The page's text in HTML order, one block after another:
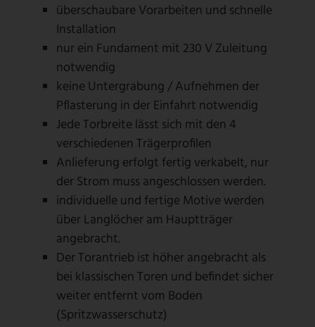
überschaubare Vorarbeiten und schnelle
Installation
nur ein Fundament mit 230 V Zuleitung
notwendig
keine Untergrabung / Aufnehmen der
Pflasterung in der Einfahrt notwendig
Jede Torbreite lässt sich mit den 4
verschiedenen Trägerprofilen
Anlieferung erfolgt fertig verkabelt, nur
der Strom muss angeschlossen werden.
individuelle und fertige Motive werden
über Langlöcher am Hauptträger
angebracht.
Der Torantrieb ist höher angebracht als
bei klassischen Toren und befindet sicher
weiter entfernt vom Boden
(Spritzwasserschutz)